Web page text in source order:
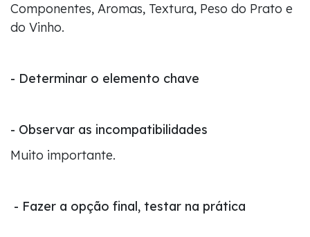
Componentes, Aromas, Textura, Peso do Prato e
do Vinho.
- Determinar o elemento chave
- Observar as incompatibilidades
Muito importante.
- Fazer a opção final, testar na prática